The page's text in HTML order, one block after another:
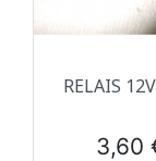
RELAIS
Prix
3,60